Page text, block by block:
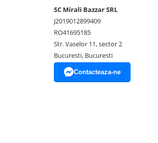
SC Mirali Bazzar SRL
J2019012899409
RO41695185
Str. Vaselor 11, sector 2
Bucuresti, Bucuresti
Contacteaza-ne